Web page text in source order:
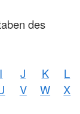
des
I J K
L
V W
X